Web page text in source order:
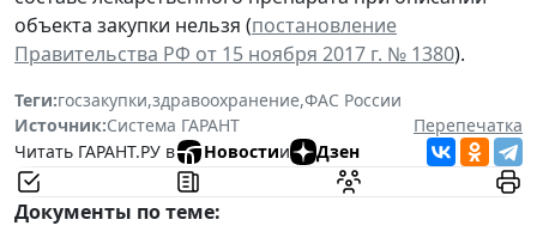
объекта закупки нельзя (постановление
Правительства РФ от 15 ноября 2017 г. № 1380).
Теги:госзакупки,здравоохранение,ФАС России
Источник:Система ГАРАНТ
Перепечатка
Читать ГАРАНТ.РУ в
Новостии Дзен
Документы по теме: